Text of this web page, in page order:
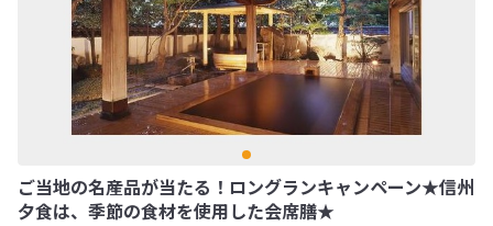
ご当地の名産品が当たる！ロングランキャンペーン★信州
夕食は、季節の食材を使用した会席膳★